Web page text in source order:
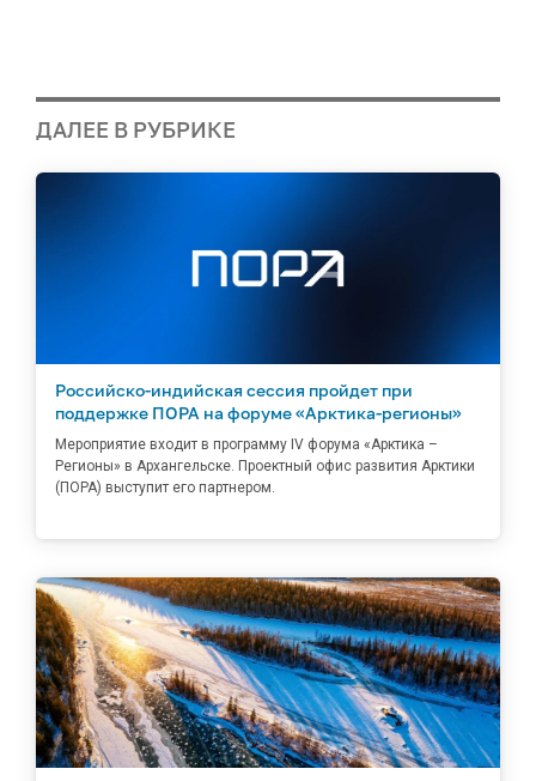
ДАЛЕЕ В РУБРИКЕ
Российско-индийская сессия пройдет при
поддержке ПОРА на форуме «Арктика-регионы»
Мероприятие входит в программу IV форума «Арктика –
Регионы» в Архангельске. Проектный офис развития Арктики
(ПОРА) выступит его партнером.